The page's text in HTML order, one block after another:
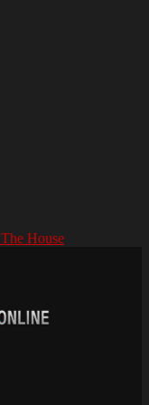
The House